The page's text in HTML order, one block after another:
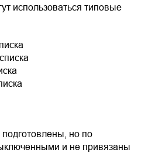
использоваться типовые
но по
и не привязаны